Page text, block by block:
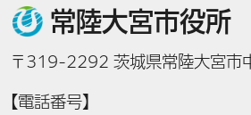
常陸大宮市役所
〒319-2292 茨城県常陸大宮市
【電話番号】